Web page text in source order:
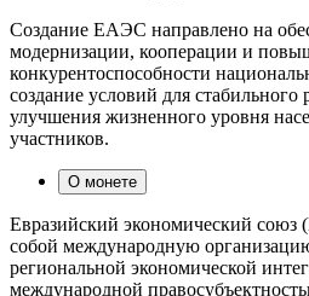
Создание ЕАЭС направлено на
модернизации, кооперации и
конкурентоспособности
создание условий для стабильного
улучшения жизненного уровня
участников.
О монете
Евразийский экономический союз
собой международную
региональной экономической
международной